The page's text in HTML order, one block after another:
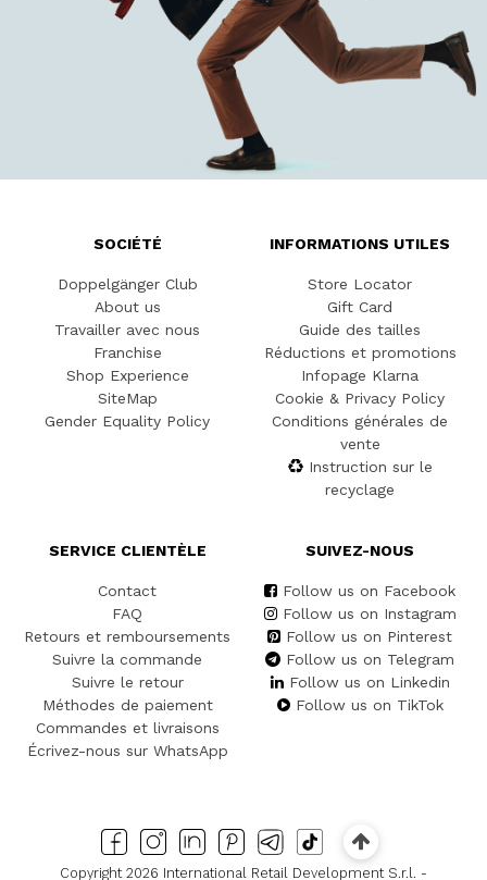
SOCIÉTÉ
Doppelgänger Club
About us
Travailler avec nous
Franchise
Shop Experience
SiteMap
Gender Equality Policy
INFORMATIONS UTILES
Store Locator
Gift Card
Guide des tailles
Réductions et promotions
Infopage Klarna
Cookie & Privacy Policy
Conditions générales de
vente
Instruction sur le
recyclage
SERVICE CLIENTÈLE
Contact
FAQ
Retours et remboursements
Suivre la commande
Suivre le retour
Méthodes de paiement
Commandes et livraisons
Écrivez-nous sur WhatsApp
SUIVEZ-NOUS
Follow us on Facebook
Follow us on Instagram
Follow us on Pinterest
Follow us on Telegram
Follow us on Linkedin
Follow us on TikTok
Copyright 2026 International Retail Development S.r.l. -